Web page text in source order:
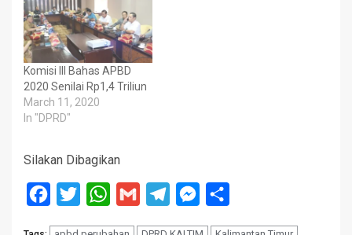
Komisi III Bahas APBD
2020 Senilai Rp1,4 Triliun
March 11, 2020
In "DPRD"
Silakan Dibagikan
Facebook
Twitter WhatsApp
Gmail TelegramMessenger